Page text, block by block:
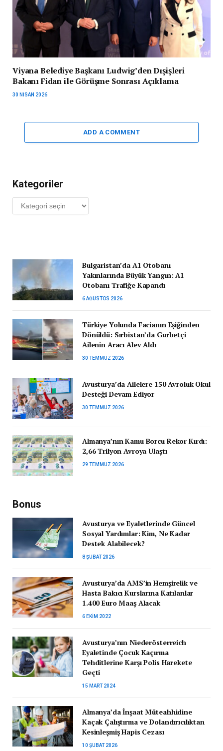
Viyana Belediye Başkanı Ludwig’den Dışişleri
Bakanı Fidan ile Görüşme Sonrası Açıklama
30 NISAN 2026
ADD A COMMENT
Kategoriler
Kategoriler
Bulgaristan’da A1 Otobanı
Yakınlarında Büyük Yangın: A1
Otobanı Trafiğe Kapandı
6 AĞUSTOS 2026
Türkiye Yolunda Facianın Eşiğinden
Dönüldü: Sırbistan’da Gurbetçi
Ailenin Aracı Alev Aldı
30 TEMMUZ 2026
Avusturya’da Ailelere 150 Avroluk Okul
Desteği Devam Ediyor
30 TEMMUZ 2026
Almanya’nın Kamu Borcu Rekor Kırdı:
2,66 Trilyon Avroya Ulaştı
29 TEMMUZ 2026
Bonus
Avusturya ve Eyaletlerinde Güncel
Sosyal Yardımlar: Kim, Ne Kadar
Destek Alabilecek?
8 ŞUBAT 2026
Avusturya’da AMS’in Hemşirelik ve
Hasta Bakıcı Kurslarına Katılanlar
1.400 Euro Maaş Alacak
6 EKIM 2022
Avusturya’nın Niederösterreich
Eyaletinde Çocuk Kaçırma
Tehditlerine Karşı Polis Harekete
Geçti
15 MART 2024
Almanya’da İnşaat Müteahhidine
Kaçak Çalıştırma ve Dolandırıcılıktan
Kesinleşmiş Hapis Cezası
10 ŞUBAT 2026